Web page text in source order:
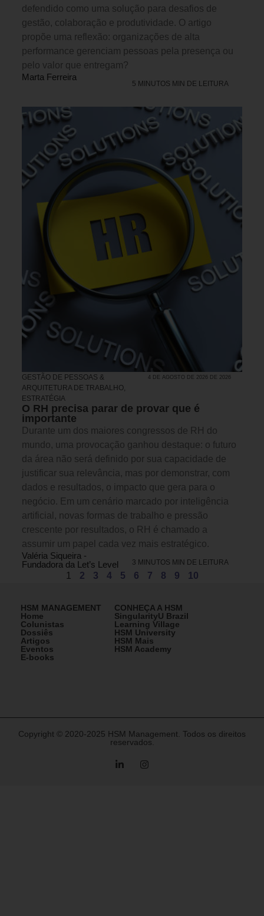
defendido como uma solução para desafios de
gestão, colaboração e produtividade. O artigo
propõe uma reflexão: organizações de alta
performance gerenciam pessoas pela presença ou
pelo valor que entregam?
Marta Ferreira
5 MINUTOS MIN DE LEITURA
GESTÃO DE PESSOAS &
ARQUITETURA DE TRABALHO
ESTRATÉGIA
4 DE AGOSTO DE 2026 DE 2026
O RH precisa parar de provar que é
importante
Durante um dos maiores congressos de RH do
mundo, uma provocação ganhou destaque: o futuro
da área não será definido por sua capacidade de
justificar sua relevância, mas por demonstrar, com
dados e resultados, o impacto que gera para o
negócio. Em um cenário marcado por inteligência
artificial, novas formas de trabalho e pressão
crescente por resultados, o RH é chamado a
assumir um papel cada vez mais estratégico.
Valéria Siqueira -
Fundadora da Let’s Level
3 MINUTOS MIN DE LEITURA
1 2 3 4 5 6 7 8 9 10
HSM MANAGEMENT
Home
Colunistas
Dossiês
Artigos
Eventos
E-books
CONHEÇA A HSM
SingularityU Brazil
Learning Village
HSM University
HSM Mais
HSM Academy
Copyright © 2020-2025 HSM Management. Todos os direitos
reservados.